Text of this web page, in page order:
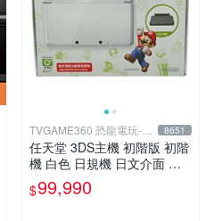
TVGAME360 恐龍電玩-台
中店
8651
任天堂 3DS主機 初階版 初階
機 白色 日規機 日文介面 台
灣公司一年保固(送保護貼)
【台中恐龍電玩】
$99,990